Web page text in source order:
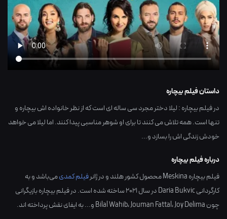
داستان فیلم بیچاره
در فیلم بیچاره : لیلا دختر مجرد سی ساله ای است که از نظر خانواده اش بیچاره و
تنها است. همه تلاش می کنند تا برای او شوهر مناسبی پیدا کنند. اما لیلا می خواهد
خودش زندگی اش را بسازد و...
درباره فیلم بیچاره
فیلم بیچاره Meskina محصول کشور هلندو در ژانرفیلم کمدیمی‌باشد و به
کارگردانیDaria Bukvicدر سال2021ساخته شده است. در فیلم بیچاره بازیگرانی
چون
Bilal Wahib،Jouman Fattal،Joy Delima و... به ایفای نقش پرداخته اند.